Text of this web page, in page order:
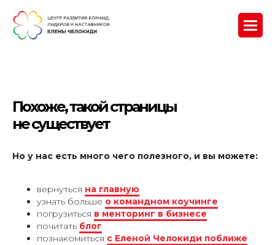
Похоже, такой страницы
не существует
Но у нас есть много чего полезного, и вы можете:
вернуться на главную
узнать больше о командном коучинге
погрузиться в менторинг в бизнесе
почитать блог
познакомиться с Еленой Челокиди поближе